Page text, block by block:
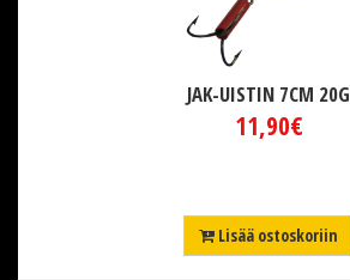
JAK-UISTIN 7CM 20G
11,90€
Lisää ostoskoriin